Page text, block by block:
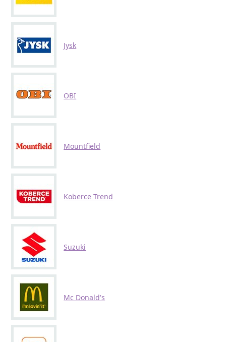
Jysk
OBI
Mountfield
Koberce Trend
Suzuki
Mc Donald's